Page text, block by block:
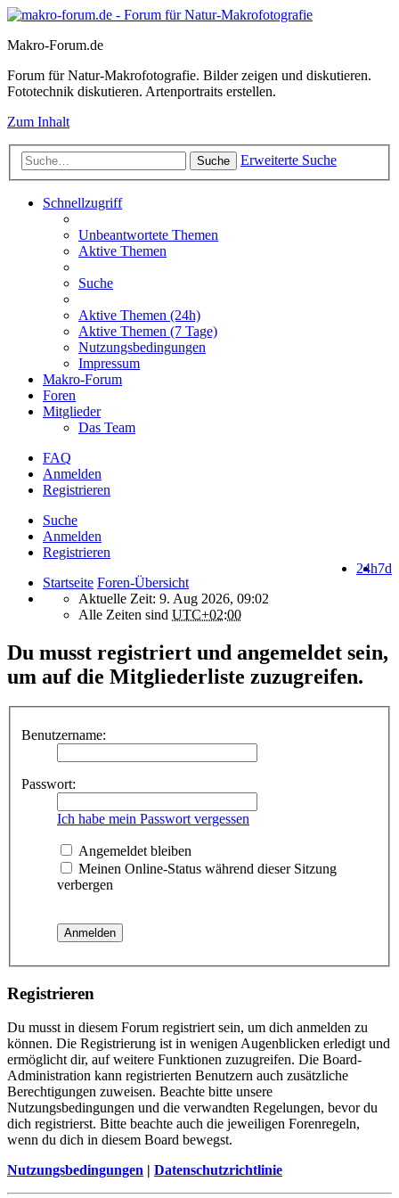
Makro-Forum.de
Forum für Natur-Makrofotografie. Bilder zeigen und diskutieren.
Fototechnik diskutieren. Artenportraits erstellen.
Zum Inhalt
Suche Erweiterte Suche
Schnellzugriff
Unbeantwortete Themen
Aktive Themen
Suche
Aktive Themen (24h)
Aktive Themen (7 Tage)
Nutzungsbedingungen
Impressum
Makro-Forum
Foren
Mitglieder
Das Team
FAQ
Anmelden
Registrieren
Suche
Anmelden
Registrieren
7d
24h
Startseite Foren-Übersicht
Aktuelle Zeit: 9. Aug 2026, 09:02
Alle Zeiten sind UTC+02:00
Du musst registriert und angemeldet sein,
um auf die Mitgliederliste zuzugreifen.
Benutzername:
Passwort:
Ich habe mein Passwort vergessen
Angemeldet bleiben
Meinen Online-Status während dieser Sitzung
verbergen
Registrieren
Du musst in diesem Forum registriert sein, um dich anmelden zu
können. Die Registrierung ist in wenigen Augenblicken erledigt und
ermöglicht dir, auf weitere Funktionen zuzugreifen. Die Board-
Administration kann registrierten Benutzern auch zusätzliche
Berechtigungen zuweisen. Beachte bitte unsere
Nutzungsbedingungen und die verwandten Regelungen, bevor du
dich registrierst. Bitte beachte auch die jeweiligen Forenregeln,
wenn du dich in diesem Board bewegst.
Nutzungsbedingungen | Datenschutzrichtlinie